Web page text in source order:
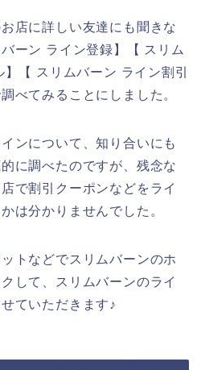
店に詳しい友達にも聞きな
ーン ライン登録】【 スリム
【 スリムバーン ライン割引
べてみることにしました。
ンについて、知り合いにも
に調べたのですが、残念な
で割引クーポンなどをライ
は分かりませんでした。
トなどでスリムバーンのホ
して、スリムバーンのライ
ていただきます♪